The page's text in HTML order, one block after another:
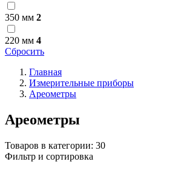
350 мм 2
220 мм 4
Сбросить
Главная
Измерительные приборы
Ареометры
Ареометры
Товаров в категории: 30
Фильтр и сортировка